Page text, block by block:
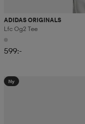
ADIDAS ORIGINALS
Lfc Og2 Tee
599:-
Ny